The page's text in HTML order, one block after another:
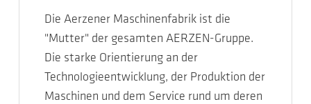
Die Aerzener Maschinenfabrik ist die
"Mutter" der gesamten AERZEN-Gruppe.
Die starke Orientierung an der
Technologieentwicklung, der Produktion der
Maschinen und dem Service rund um deren